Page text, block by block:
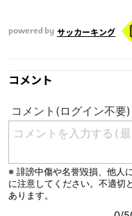
powered by サッカーキング
コメント